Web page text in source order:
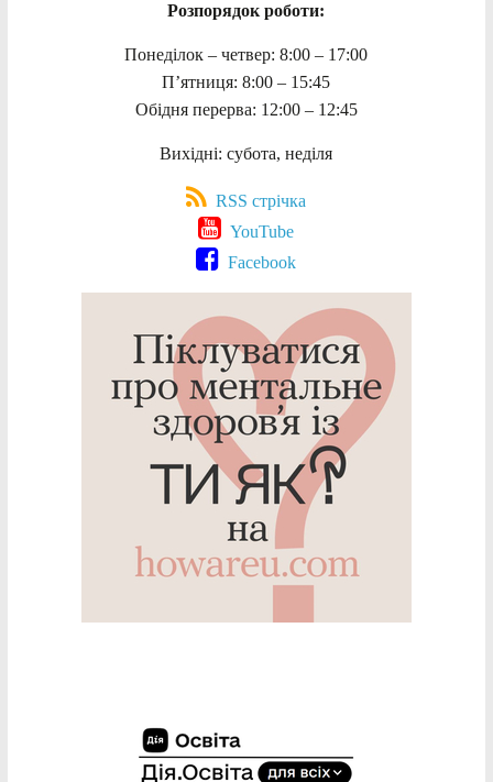
Розпорядок роботи:
Понеділок – четвер: 8:00 – 17:00
П’ятниця: 8:00 – 15:45
Обідня перерва: 12:00 – 12:45
Вихідні: субота, неділя
RSS стрічка
YouTube
Facebook